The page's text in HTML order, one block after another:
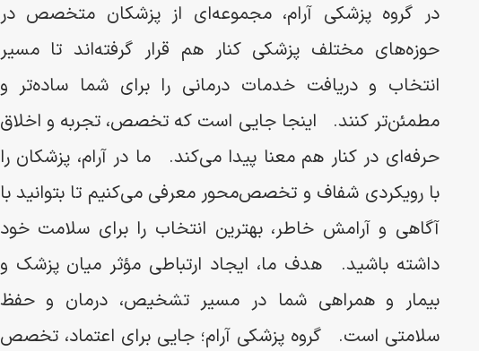
در گروه پزشکی آرام، مجموعه‌ای از پزشکان متخصص در
حوزه‌های مختلف پزشکی کنار هم قرار گرفته‌اند تا مسیر
انتخاب و دریافت خدمات درمانی را برای شما ساده‌تر و
مطمئن‌تر کنند. اینجا جایی است که تخصص، تجربه و اخلاق
حرفه‌ای در کنار هم معنا پیدا می‌کند. ما در آرام، پزشکان را
با رویکردی شفاف و تخصص‌محور معرفی می‌کنیم تا بتوانید با
آگاهی و آرامش خاطر، بهترین انتخاب را برای سلامت خود
داشته باشید. هدف ما، ایجاد ارتباطی مؤثر میان پزشک و
بیمار و همراهی شما در مسیر تشخیص، درمان و حفظ
سلامتی است. گروه پزشکی آرام؛ جایی برای اعتماد، تخصص